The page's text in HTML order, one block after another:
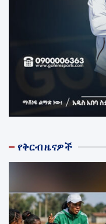
የቅርብ ዜናዎች